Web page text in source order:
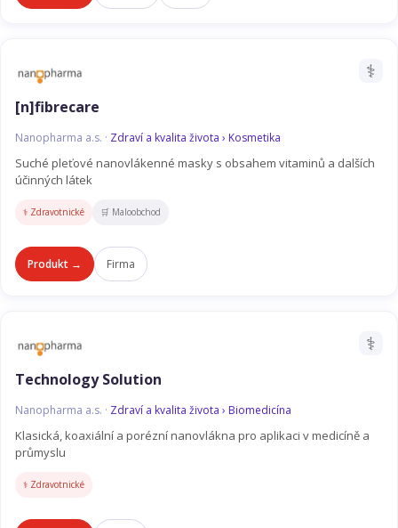
⚕️
[n]fibrecare
Nanopharma a.s. · Zdraví a kvalita života › Kosmetika
Suché pleťové nanovlákenné masky s obsahem vitaminů a dalších
účinných látek
⚕️ Zdravotnické 🛒 Maloobchod
Produkt → Firma
⚕️
Technology Solution
Nanopharma a.s. · Zdraví a kvalita života › Biomedicína
Klasická, koaxiální a porézní nanovlákna pro aplikaci v medicíně a
průmyslu
⚕️ Zdravotnické